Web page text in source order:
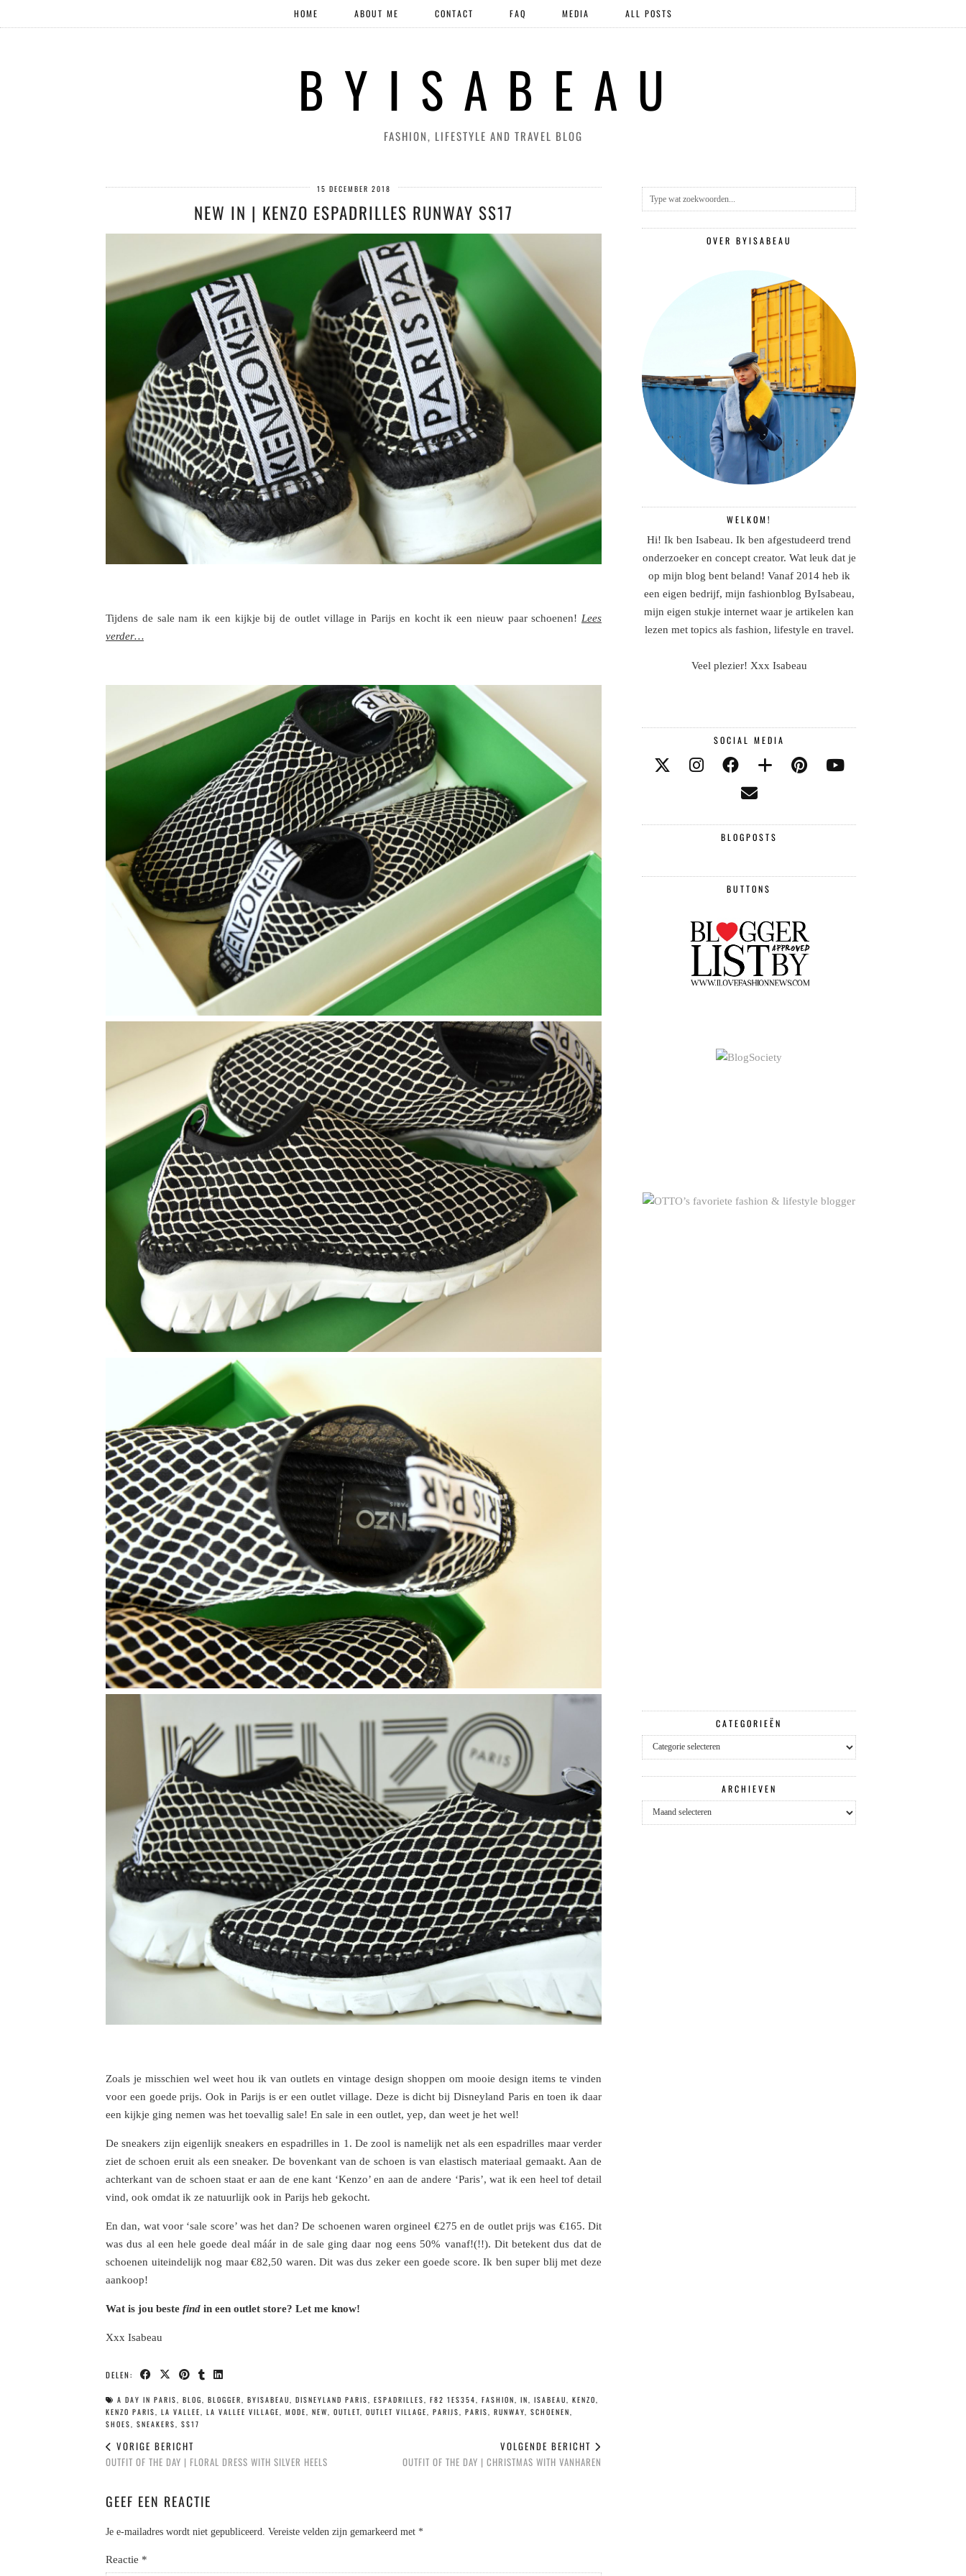
B Y I S A B E A U
FASHION, LIFESTYLE AND TRAVEL BLOG
HOME ABOUT ME CONTACT FAQ MEDIA ALL POSTS
15 DECEMBER 2018
NEW IN | KENZO ESPADRILLES RUNWAY SS17
Tijdens de sale nam ik een kijkje bij de outlet village in Parijs en kocht ik een nieuw paar schoenen! Lees
verder…
Zoals je misschien wel weet hou ik van outlets en vintage design shoppen om mooie design items te vinden
voor een goede prijs. Ook in Parijs is er een outlet village. Deze is dicht bij Disneyland Paris en toen ik daar
een kijkje ging nemen was het toevallig sale! En sale in een outlet, yep, dan weet je het wel!
De sneakers zijn eigenlijk sneakers en espadrilles in 1. De zool is namelijk net als een espadrilles maar verder
ziet de schoen eruit als een sneaker. De bovenkant van de schoen is van elastisch materiaal gemaakt. Aan de
achterkant van de schoen staat er aan de ene kant ‘Kenzo’ en aan de andere ‘Paris’, wat ik een heel tof detail
vind, ook omdat ik ze natuurlijk ook in Parijs heb gekocht.
En dan, wat voor ‘sale score’ was het dan? De schoenen waren orgineel €275 en de outlet prijs was €165. Dit
was dus al een hele goede deal máár in de sale ging daar nog eens 50% vanaf!(!!). Dit betekent dus dat de
schoenen uiteindelijk nog maar €82,50 waren. Dit was dus zeker een goede score. Ik ben super blij met deze
aankoop!
Wat is jou beste find in een outlet store? Let me know!
Xxx Isabeau
DELEN:
A DAY IN PARIS, BLOG, BLOGGER, BYISABEAU, DISNEYLAND PARIS, ESPADRILLES, F82 1ES354, FASHION, IN, ISABEAU, KENZO,
KENZO PARIS, LA VALLEE, LA VALLEE VILLAGE, MODE, NEW, OUTLET, OUTLET VILLAGE, PARIJS, PARIS, RUNWAY, SCHOENEN,
SHOES, SNEAKERS, SS17
VORIGE BERICHT
OUTFIT OF THE DAY | FLORAL DRESS WITH SILVER HEELS
VOLGENDE BERICHT
OUTFIT OF THE DAY | CHRISTMAS WITH VANHAREN
GEEF EEN REACTIE
Je e-mailadres wordt niet gepubliceerd. Vereiste velden zijn gemarkeerd met *
Reactie *
OVER BYISABEAU
WELKOM!
Hi! Ik ben Isabeau. Ik ben afgestudeerd trend
onderzoeker en concept creator. Wat leuk dat je
op mijn blog bent beland! Vanaf 2014 heb ik
een eigen bedrijf, mijn fashionblog ByIsabeau,
mijn eigen stukje internet waar je artikelen kan
lezen met topics als fashion, lifestyle en travel.
Veel plezier! Xxx Isabeau
SOCIAL MEDIA
BLOGPOSTS
BUTTONS
CATEGORIEËN
Categorieën
ARCHIEVEN
Archieven